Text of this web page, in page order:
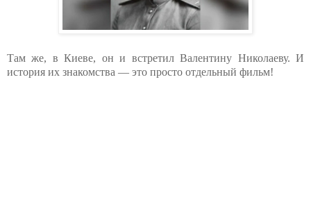
Там же, в Киеве, он и встретил Валентину Николаеву. И
история их знакомства — это просто отдельный фильм!